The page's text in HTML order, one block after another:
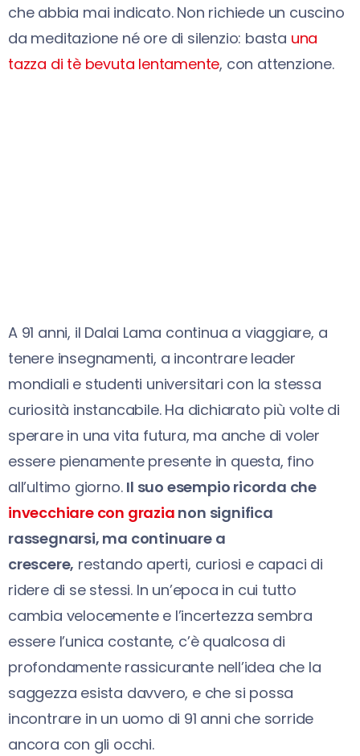
che abbia mai indicato. Non richiede un cuscino
da meditazione né ore di silenzio: basta una
tazza di tè bevuta lentamente, con attenzione.
A 91 anni, il Dalai Lama continua a viaggiare, a
tenere insegnamenti, a incontrare leader
mondiali e studenti universitari con la stessa
curiosità instancabile. Ha dichiarato più volte di
sperare in una vita futura, ma anche di voler
essere pienamente presente in questa, fino
all’ultimo giorno. Il suo esempio ricorda che
invecchiare con grazia non significa
rassegnarsi, ma continuare a
crescere, restando aperti, curiosi e capaci di
ridere di se stessi. In un’epoca in cui tutto
cambia velocemente e l’incertezza sembra
essere l’unica costante, c’è qualcosa di
profondamente rassicurante nell’idea che la
saggezza esista davvero, e che si possa
incontrare in un uomo di 91 anni che sorride
ancora con gli occhi.